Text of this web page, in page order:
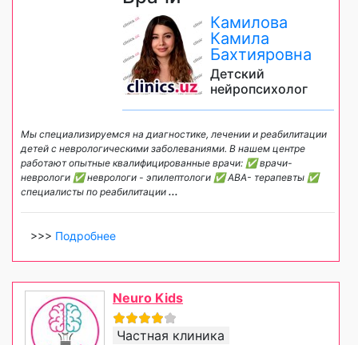
Камилова
Камила
Бахтияровна
Детский
нейропсихолог
Мы специализируемся на диагностике, лечении и реабилитации
детей с неврологическими заболеваниями. В нашем центре
работают опытные квалифицированные врачи: ✅ врачи-
неврологи ✅ неврологи - эпилептологи ✅ ABA- терапевты ✅
специалисты по реабилитации ...
>>> Подробнее
Neuro Kids
Частная клиника